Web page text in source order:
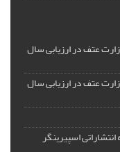
عتف در ارزیابی سال
عتف در ارزیابی سال
اسپیرینگر